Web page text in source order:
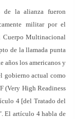
de la alianza fueron
militar por el
Cuerpo Multinacional
de la llamada punta
años los americanos y
gobierno actual como
(Very High Readiness
4 [del Tratado del
El artículo 4 habla de